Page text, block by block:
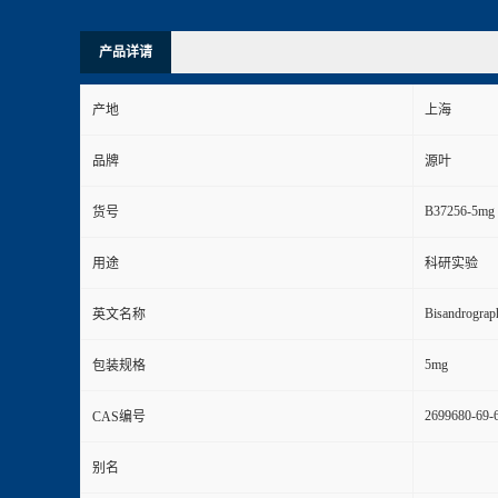
产品详请
产地 上海
品牌 源叶
货号 B37256-5mg
用途 科研实验
英文名称
包装规格 5mg
CAS编号 2699680-69-
别名